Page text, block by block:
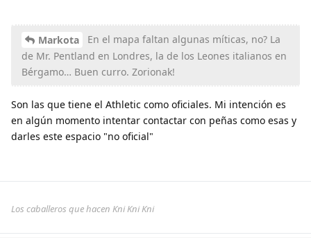
Markota
En el mapa faltan algunas míticas, no? La
de Mr. Pentland en Londres, la de los Leones italianos en
Bérgamo… Buen curro. Zorionak!
Son las que tiene el Athletic como oficiales. Mi intención es
en algún momento intentar contactar con peñas como esas y
darles este espacio "no oficial"
Los caballeros que hacen Kni Kni Kni